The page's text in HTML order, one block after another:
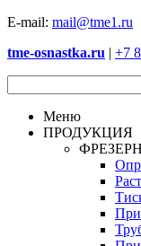
E-mail: mail@tme1.ru
tme-osnastka.ru | +7
Меню
ПРОДУКЦИЯ